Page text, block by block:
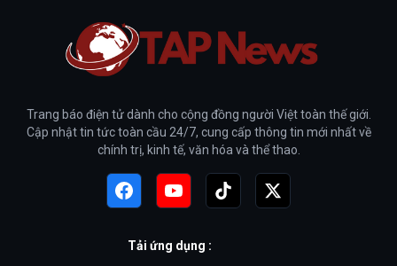
Trang báo điện tử dành cho cộng đồng người Việt toàn thế giới.
Cập nhật tin tức toàn cầu 24/7, cung cấp thông tin mới nhất về
chính trị, kinh tế, văn hóa và thể thao.
Tải ứng dụng :